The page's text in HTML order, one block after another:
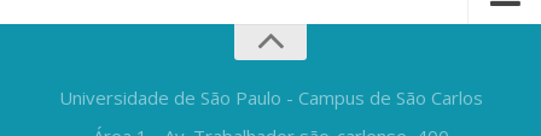
Universidade de São Paulo - Campus de São Carlos